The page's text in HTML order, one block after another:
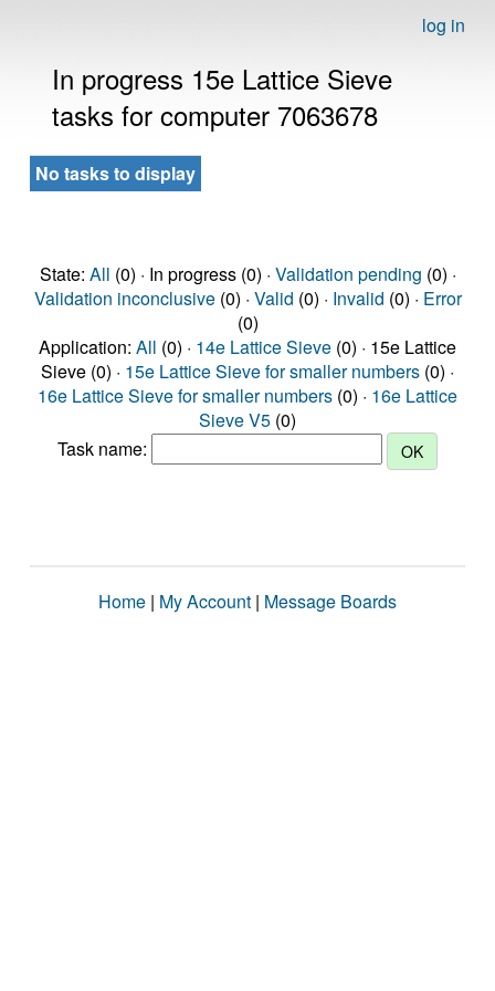
log in
In progress 15e Lattice Sieve
tasks for computer 7063678
No tasks to display
State: All (0) · In progress (0) · Validation pending (0) ·
Validation inconclusive(0) · Valid (0) · Invalid (0) · Error
(0)
Application: All (0) · 14e Lattice Sieve (0) · 15e Lattice
Sieve (0) · 15e Lattice Sieve for smaller numbers (0) ·
16e Lattice Sieve for smaller numbers (0) · 16e Lattice
Sieve V5 (0)
Task name:
Home | My Account | Message Boards